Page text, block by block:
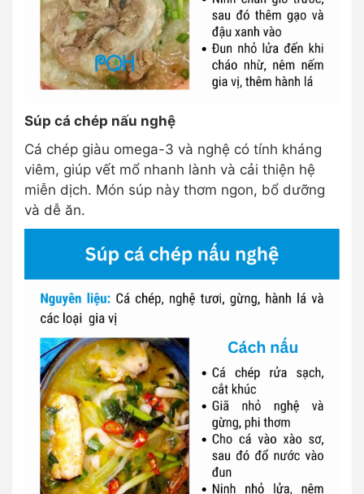
Súp cá chép nấu nghệ
Cá chép giàu omega-3 và nghệ có tính kháng
viêm, giúp vết mổ nhanh lành và cải thiện hệ
miễn dịch. Món súp này thơm ngon, bổ dưỡng
và dễ ăn.